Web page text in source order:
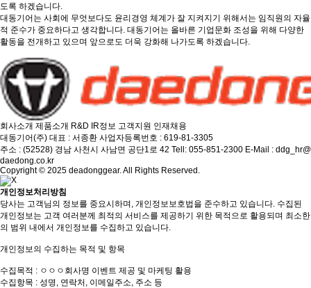
도록 하겠습니다.
대동기어는 사회에 무엇보다도 윤리경영 체계가 잘 지켜지기 위해서는 임직원의 자율
적 준수가 중요하다고 생각합니다. 대동기어는 올바른 기업문화 조성을 위해 다양한
활동을 전개하고 있으며 앞으로도 더욱 강화해 나가도록 하겠습니다.
회사소개 제품소개 R&D IR정보 고객지원 인재채용
대동기어(주) 대표 : 서종환 사업자등록번호 : 619-81-3305
주소 : (52528) 경남 사천시 사남면 공단1로 42 Tell: 055-851-2300 E-Mail : ddg_hr@
daedong.co.kr
Copyright © 2025 deadonggear. All Rights Reserved.
개인정보처리방침
당사는 고객님의 정보를 중요시하며, 개인정보보호법을 준수하고 있습니다. 수집된
개인정보는 고객 여러분께 최적의 서비스를 제공하기 위한 목적으로 활용되며 최소한
의 범위 내에서 개인정보를 수집하고 있습니다.
개인정보의 수집하는 목적 및 항목
수집목적 : ㅇㅇㅇ회사명 이벤트 제공 및 마케팅 활용
수집항목 : 성명, 연락처, 이메일주소, 주소 등